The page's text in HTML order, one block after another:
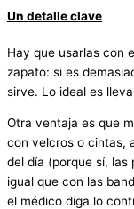
Un detalle clave
Hay que usarlas con
zapato: si es
sirve. Lo ideal es
Otra ventaja es que
con velcros o cintas,
del día (porque sí, las
igual que con las
el médico diga lo